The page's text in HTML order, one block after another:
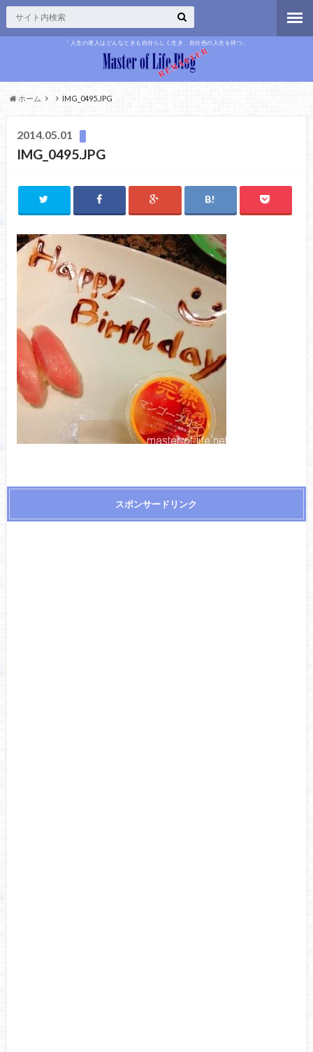
「人生の達人はどんなときも自分らしく生き、自分色の人生を持つ」
ホーム IMG_0495.JPG
2014.05.01
IMG_0495.JPG
スポンサードリンク